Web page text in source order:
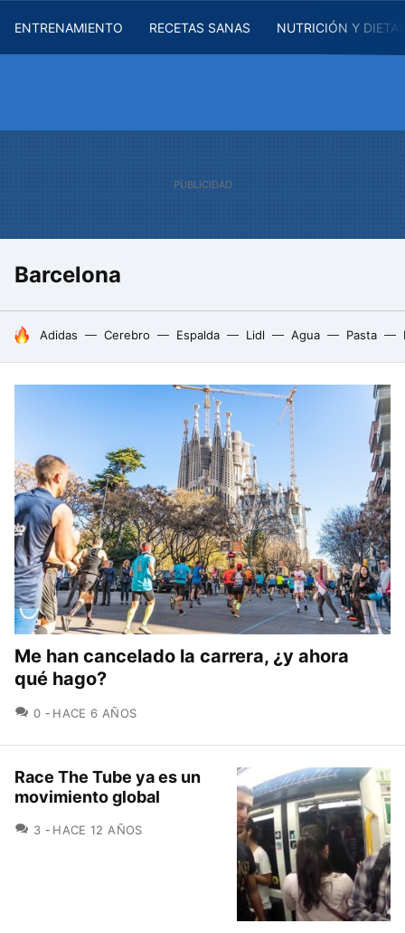
ENTRENAMIENTO RECETAS SANAS NUTRICIÓN Y
Barcelona
HOY SE HABLA DE
Adidas Cerebro Espalda Lidl Agua Pasta
Me han cancelado la carrera, ¿y ahora
qué hago?
0 COMENTARIOS
HACE 6 AÑOS
Race The Tube ya es un
movimiento global
3 COMENTARIOS
HACE 12 AÑOS